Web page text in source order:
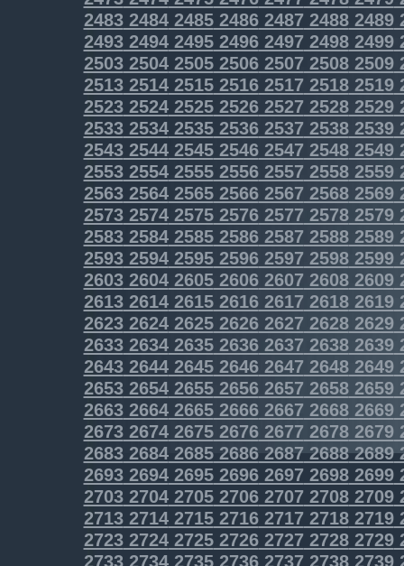
2483248424852486248724882489
2493249424952496249724982499
2503250425052506250725082509
2513251425152516251725182519
2523252425252526252725282529
2533253425352536253725382539
2543254425452546254725482549
2553255425552556255725582559
25632564256525662567 25682569
25732574257525762577 25782579
25832584258525862587 25882589
2593259425952596259725982599
2603260426052606260726082609
26132614261526162617 26182619
26232624262526262627 26282629
26332634263526362637 26382639
26432644264526462647 26482649
26532654265526562657 26582659
26632664266526662667 26682669
26732674267526762677 26782679
2683268426852686268726882689
2693269426952696269726982699
2703270427052706270727082709
2713271427152716271727182719
2723272427252726272727282729
2733273427352736273727382739